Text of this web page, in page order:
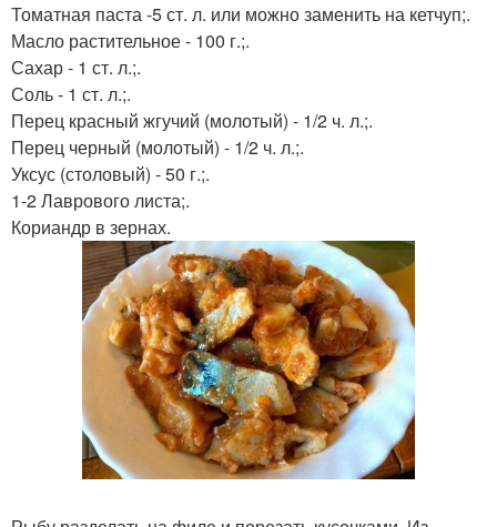
Томатная паста -5 ст. л. или можно заменить на кетчуп;.
Масло растительное - 100 г.;.
Сахар - 1 ст. л.;.
Соль - 1 ст. л.;.
Перец красный жгучий (молотый) - 1/2 ч. л.;.
Перец черный (молотый) - 1/2 ч. л.;.
Уксус (столовый) - 50 г.;.
1-2 Лаврового листа;.
Кориандр в зернах.